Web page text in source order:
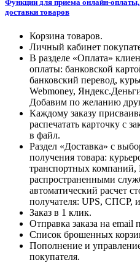
Функции для приема онлайн-
доставки товаров
Корзина товаров.
Личный кабинет
В разделе «Оплата»
оплаты: банковской
банковский перевод,
Webmoney,
Добавим по желанию
Каждому заказу
распечатать карточку с
в файл.
Раздел «Доставка» с
получения товара:
транспортных компаний,
распространенными
автоматический расчет
получателя: UPS, СПСР,
Заказ в 1 клик.
Отправка заказа на
Список брошенных
Пополнение и
покупателя.